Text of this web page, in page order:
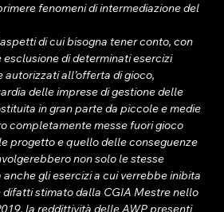
fenomeni di intermediazione del
di cui bisogna tener conto, con
di determinati esercizi
all’offerta di gioco,
delle imprese di gestione delle
in gran parte da piccole e medie
completamente messe fuori gioco
progetto e quello delle conseguenze
non solo le stesse
anche gli esercizi a cui verrebbe inibita
difatti stimato dalla CGIA Mestre nello
la reddittività delle AWP presenti